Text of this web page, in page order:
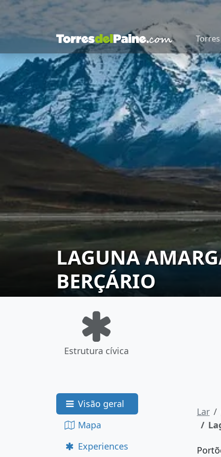
LAGUNA
BERÇÁRIO
Estrutura cívica
Visão geral
Mapa
Experiences
Lar